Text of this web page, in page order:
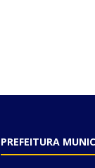
PREFEITURA